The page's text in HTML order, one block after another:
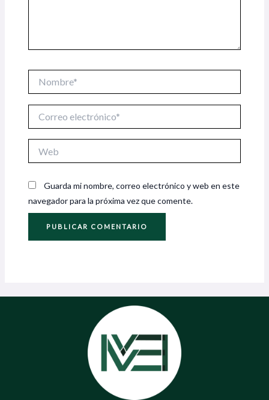
electrónico*
Guarda mi nombre, correo electrónico y web en este
navegador para la próxima vez que comente.